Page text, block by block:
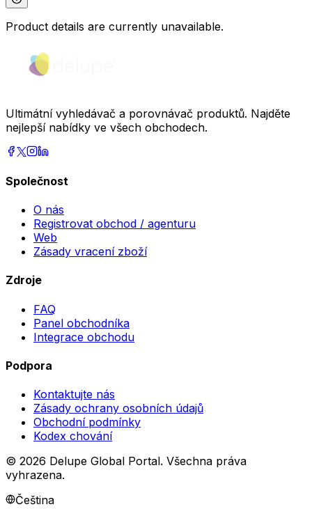
Product details are currently unavailable.
Ultimátní vyhledávač a porovnávač produktů. Najděte
nejlepší nabídky ve všech obchodech.
Společnost
O nás
Registrovat obchod / agenturu
Web
Zásady vracení zboží
Zdroje
FAQ
Panel obchodníka
Integrace obchodu
Podpora
Kontaktujte nás
Zásady ochrany osobních údajů
Obchodní podmínky
Kodex chování
© 2026 Delupe Global Portal. Všechna práva
vyhrazena.
Čeština